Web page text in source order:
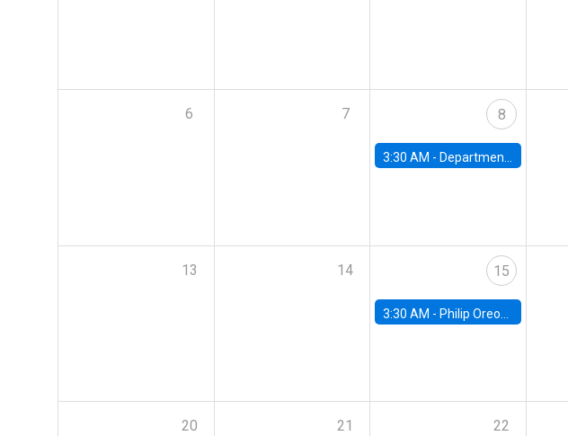
6 7 8
3:30 AM - Department Seminar: James Robinson
13 14 15
3:30 AM - Philip Oreopolous, University of Toronto
20 21 22